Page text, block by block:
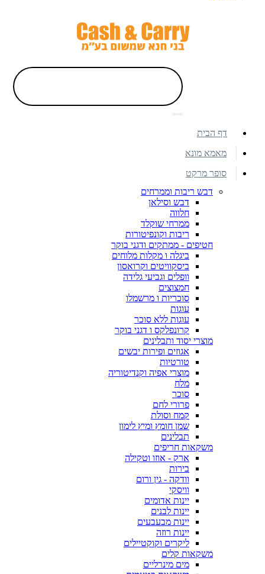
דף הבית
מאמא מונא
סופר מרקט
דבש ריבות וממרחים
דבש וסילאן
חלווה
ממרחי שוקלד
ריבות וקונפיטורות
חטיפים - ממתקים ודגני בוקר
ביגלה ו מקלות מלוחים
ביסקוויטים וקרואסון
וופלים וגביעי גלידה
חמצוצים
סוכריות ו מרשמלו
עוגות
עוגות ללא סוכר
קרונפלקס ו דגני בוקר
מוצרי יסוד ותבלינים
אגוזים ופירות יבשים
טורטיות
מוצרי אפיה וקנדיטוריה
מלח
סוכר
פרורי לחם
קמח וסולת
שמן חומץ ומיץ לימון
תבלינים
משקאות חריפים
ארק - אוזו וטקילה
בירות
וודקה - גין ורום
וויסקי
יינות אדומים
יינות לבנים
יינות מבעבעים
יינות רוזה
ליקרים וקוקטיילים
משקאות קלים
מים מינרליים